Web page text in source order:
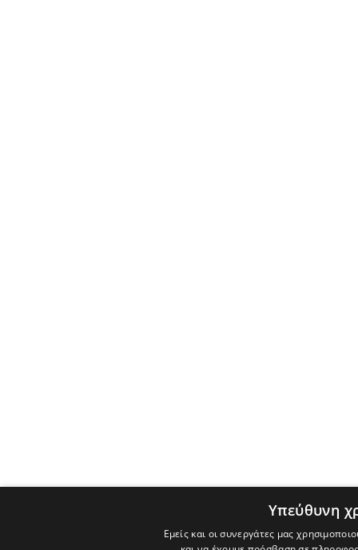
Υπεύθυνη
Εμείς και οι συνεργάτες μας